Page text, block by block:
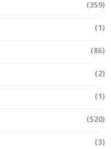
(359)
(1)
(86)
(2)
(1)
(520)
(3)